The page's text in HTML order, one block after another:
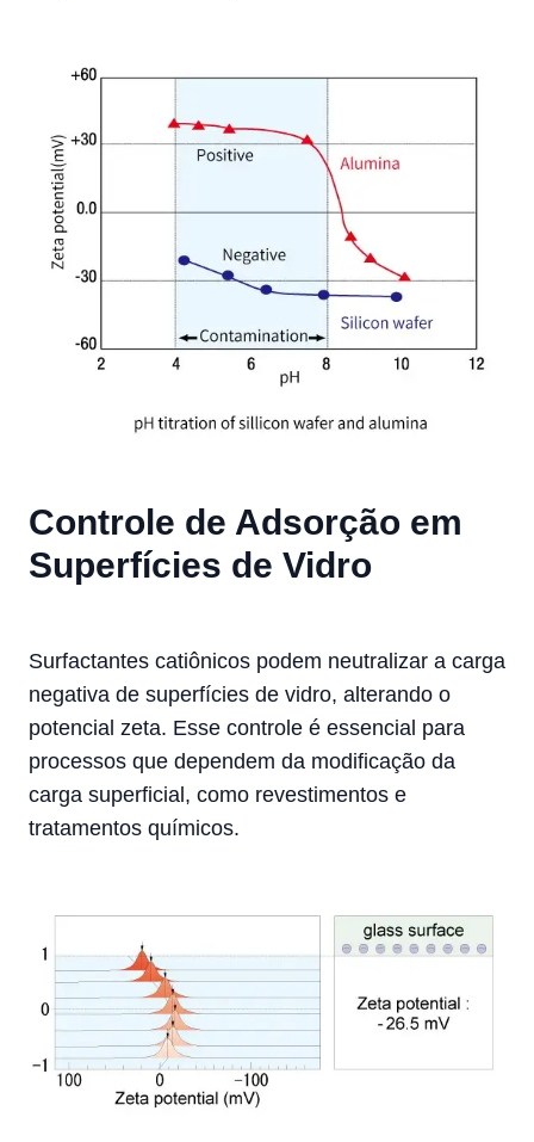
Controle de Adsorção em
Superfícies de Vidro
Surfactantes catiônicos podem neutralizar a carga
negativa de superfícies de vidro, alterando o
potencial zeta. Esse controle é essencial para
processos que dependem da modificação da
carga superficial, como revestimentos e
tratamentos químicos.